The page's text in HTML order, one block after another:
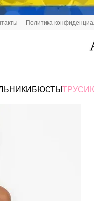
Политика
БЮСТЫ